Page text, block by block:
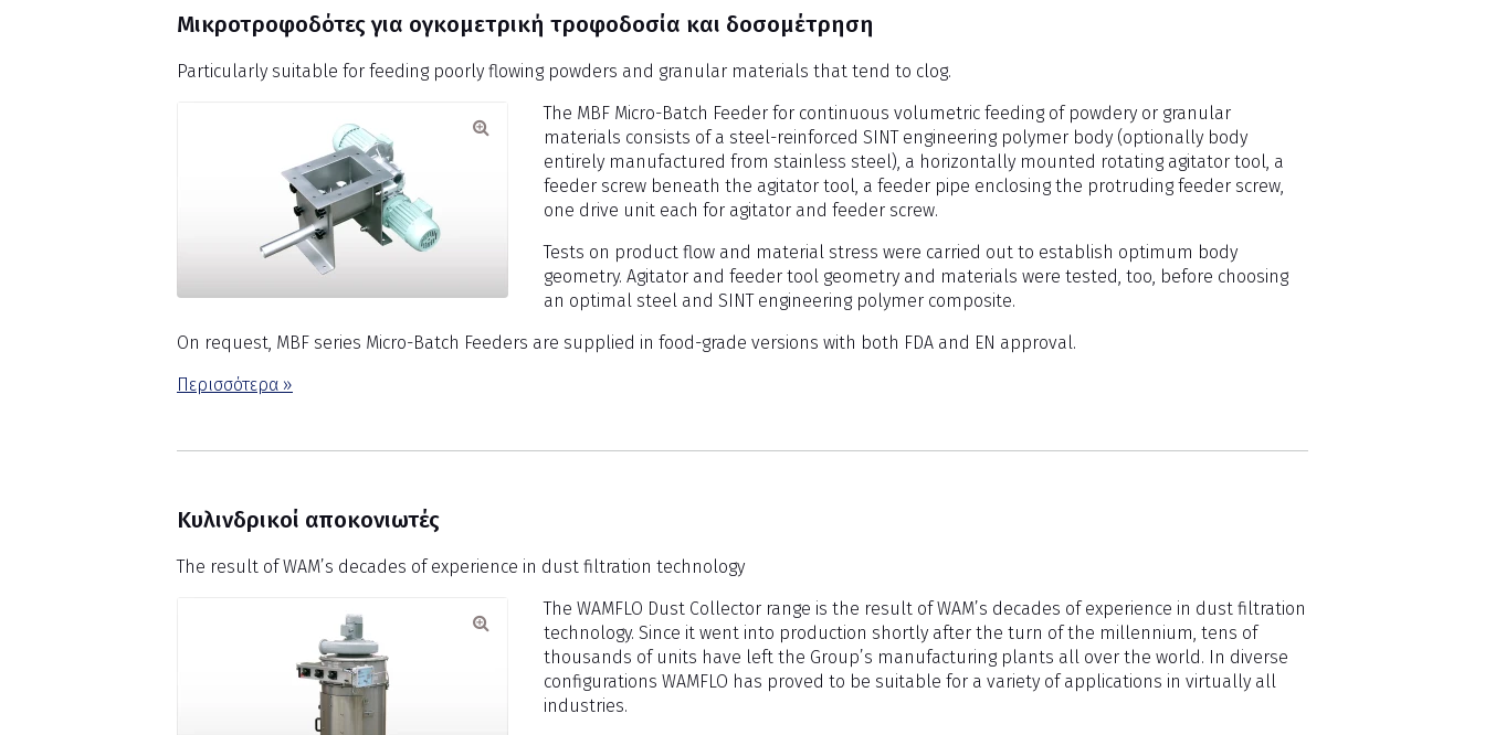
Μικροτροφοδότες για ογκομετρική τροφοδοσία και δοσομέτρηση
Particularly suitable for feeding poorly flowing powders and granular materials that tend to clog.
The MBF Micro-Batch Feeder for continuous volumetric feeding of powdery or granular
materials consists of a steel-reinforced SINT engineering polymer body (optionally body
entirely manufactured from stainless steel), a horizontally mounted rotating agitator tool, a
feeder screw beneath the agitator tool, a feeder pipe enclosing the protruding feeder screw,
one drive unit each for agitator and feeder screw.
Tests on product flow and material stress were carried out to establish optimum body
geometry. Agitator and feeder tool geometry and materials were tested, too, before choosing
an optimal steel and SINT engineering polymer composite.
On request, MBF series Micro-Batch Feeders are supplied in food-grade versions with both FDA and EN approval.
Περισσότερα »
Κυλινδρικοί αποκονιωτές
The result of WAM’s decades of experience in dust filtration technology
The WAMFLO Dust Collector range is the result of WAM’s decades of experience in dust filtration
technology. Since it went into production shortly after the turn of the millennium, tens of
thousands of units have left the Group’s manufacturing plants all over the world. In diverse
configurations WAMFLO has proved to be suitable for a variety of applications in virtually all
industries.